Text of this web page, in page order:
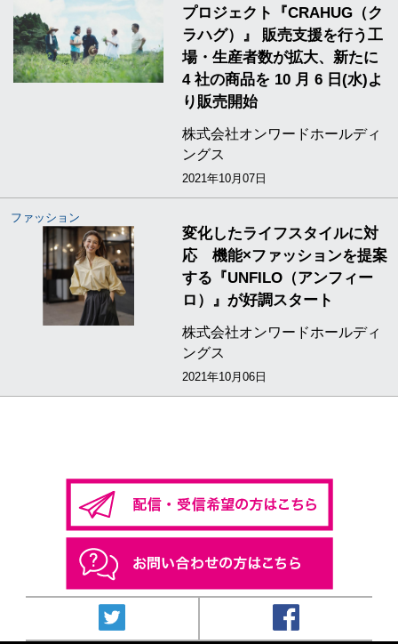
プロジェクト『CRAHUG（ク
ラハグ）』 販売支援を行う工
場・生産者数が拡大、新たに
4 社の商品を 10 月 6 日(水)よ
り販売開始
株式会社オンワードホールディ
ングス
2021年10月07日
ファッション
変化したライフスタイルに対
応 機能×ファッションを提案
する『UNFILO（アンフィー
ロ）』が好調スタート
株式会社オンワードホールディ
ングス
2021年10月06日